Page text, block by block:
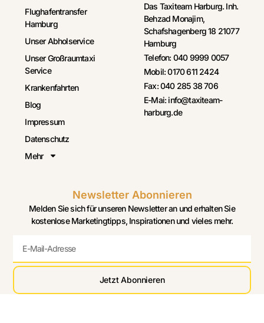
Flughafentransfer
Hamburg
Unser Abholservice
Unser Großraumtaxi
Service
Krankenfahrten
Blog
Impressum
Datenschutz
Mehr
Das Taxiteam Harburg. Inh.
Behzad Monajim,
Schafshagenberg 18 21077
Hamburg
Telefon: 040 9999 0057
Mobil: 0170 611 2424
Fax: 040 285 38 706
E-Mai: info@taxiteam-
harburg.de
Newsletter Abonnieren
Melden Sie sich für unseren Newsletter an und erhalten Sie
kostenlose Marketingtipps, Inspirationen und vieles mehr.
Jetzt Abonnieren